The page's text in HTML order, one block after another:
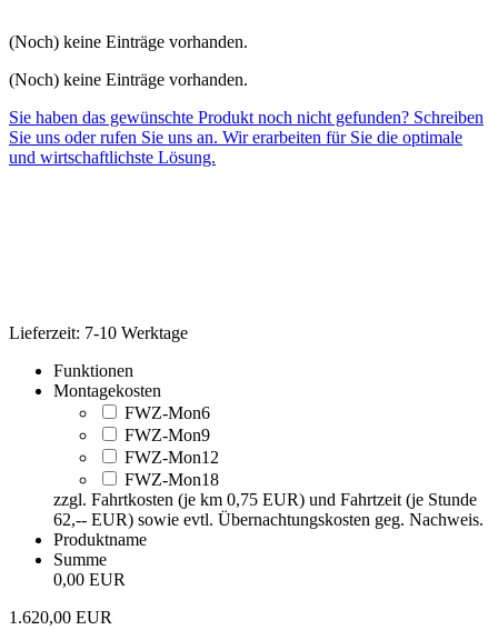
(Noch) keine Einträge vorhanden.
(Noch) keine Einträge vorhanden.
Sie haben das gewünschte Produkt noch nicht gefunden? Schreiben
Sie uns oder rufen Sie uns an. Wir erarbeiten für Sie die optimale
und wirtschaftlichste Lösung.
Lieferzeit: 7-10 Werktage
Funktionen
Montagekosten
FWZ-Mon6
FWZ-Mon9
FWZ-Mon12
FWZ-Mon18
zzgl. Fahrtkosten (je km 0,75 EUR) und Fahrtzeit (je Stunde
62,-- EUR) sowie evtl. Übernachtungskosten geg. Nachweis.
Produktname
Summe
0,00 EUR
1.620,00 EUR